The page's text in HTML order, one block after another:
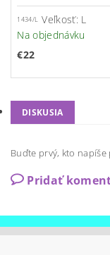
1434/L Veľkosť: L
Na objednávku
€22
DISKUSIA
Buďte prvý, kto
Pridať